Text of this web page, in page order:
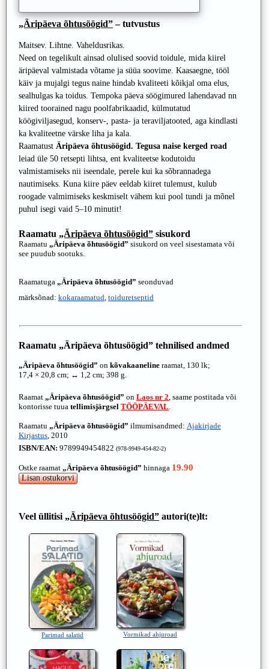
„Äripäeva õhtusöögid”– tutvustus
Maitsev. Lihtne. Vaheldusrikas.
Need on tegelikult ainsad olulised soovid toidule, mida kiirel
äripäeval valmistada võtame ja süüa soovime. Kaasaegne, tööl
käiv ja mujalgi tegus naine hindab kvaliteeti kõikjal oma elus,
sealhulgas ka toidus. Tempoka päeva söögimured lahendavad nn
kiired toorained nagu poolfabrikaadid, külmutatud
köögiviljasegud, konserv-, pasta- ja teraviljatooted, aga kindlasti
ka kvaliteetne värske liha ja kala.
Raamatust Äripäeva õhtusöögid. Tegusa naise kerged road
leiad üle 50 retsepti lihtsa, ent kvaliteetse kodutoidu
valmistamiseks nii iseendale, perele kui ka sõbrannadega
nautimiseks. Kuna kiire päev eeldab kiiret tulemust, kulub
roogade valmimiseks keskmiselt vähem kui pool tundi ja mõnel
puhul isegi vaid 5–10 minutit!
Raamatu „Äripäeva õhtusöögid” sisukord
Raamatu „Äripäeva õhtusöögid” sisukord on veel sisestamata või
see puudub sootuks.
Raamatuga „Äripäeva õhtusöögid” seonduvad
märksõnad: kokaraamatud, toiduretseptid
Raamatu „Äripäeva õhtusöögid” tehnilised andmed
„Äripäeva õhtusöögid” on kõvakaaneline raamat, 130 lk;
17,4 × 20,8 cm; ↔ 1,2 cm; 398 g.
Raamat „Äripäeva õhtusöögid” on Laos nr 2, saame postitada või
kontorisse tuua tellimisjärgsel TÖÖPÄEVAL.
Raamatu „Äripäeva õhtusöögid” ilmumisandmed: Ajakirjade
Kirjastus, 2010
ISBN/EAN: 9789949454822 (978-9949-454-82-2)
Ostke raamat „Äripäeva õhtusöögid” hinnaga 19.90
Veel üllitisi „Äripäeva õhtusöögid” autori(te)lt:
Parimad salatid Vormikad ahjuroad